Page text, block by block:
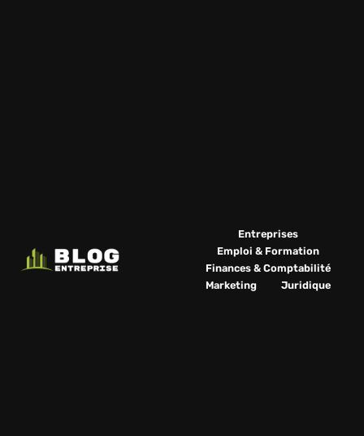
Entreprises
Emploi & Formation
Finances & Comptabilité
Marketing
Juridique